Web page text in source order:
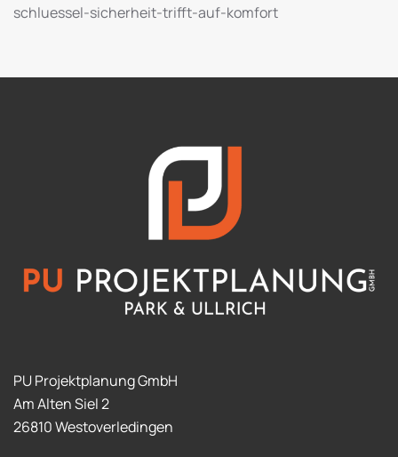
schluessel-sicherheit-trifft-auf-komfort
PU Projektplanung GmbH
Am Alten Siel 2
26810 Westoverledingen